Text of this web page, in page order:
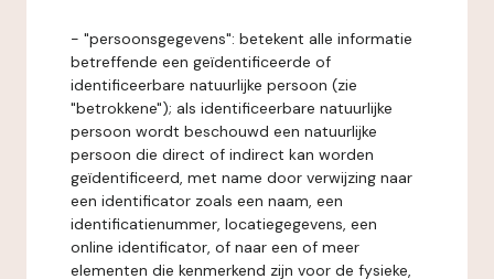
- "persoonsgegevens": betekent alle informatie
betreffende een geïdentificeerde of
identificeerbare natuurlijke persoon (zie
"betrokkene"); als identificeerbare natuurlijke
persoon wordt beschouwd een natuurlijke
persoon die direct of indirect kan worden
geïdentificeerd, met name door verwijzing naar
een identificator zoals een naam, een
identificatienummer, locatiegegevens, een
online identificator, of naar een of meer
elementen die kenmerkend zijn voor de fysieke,